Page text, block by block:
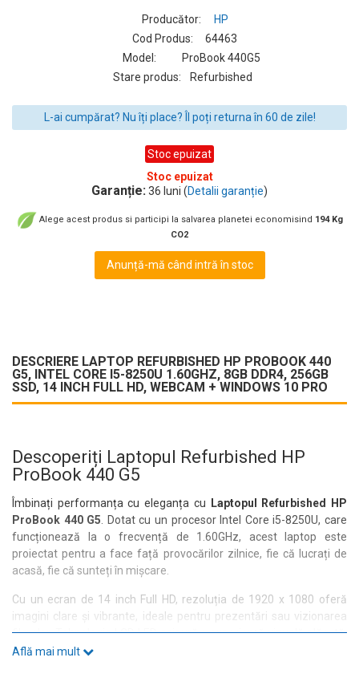
Producător:
HP
Cod Produs:
64463
Model:
ProBook 440G5
Stare produs:
Refurbished
L-ai cumpărat? Nu îți place? Îl poți returna în 60 de zile!
Stoc epuizat
Stoc epuizat
Garanție:36 luni (Detalii garanție)
Alege acest produs si participi la salvarea planetei economisind 194 Kg
CO2
Anunță-mă când intră în stoc
DESCRIERE LAPTOP REFURBISHED HP PROBOOK 440
G5, INTEL CORE I5-8250U 1.60GHZ, 8GB DDR4, 256GB
SSD, 14 INCH FULL HD, WEBCAM + WINDOWS 10 PRO
Descoperiți Laptopul Refurbished HP
ProBook 440 G5
Îmbinați performanța cu eleganța cu
Laptopul Refurbished HP
ProBook 440 G5 . Dotat cu un procesor Intel Core i5-8250U, care
funcționează la o frecvență de 1.60GHz, acest laptop este
proiectat pentru a face față provocărilor zilnice, fie că lucrați de
acasă, fie că sunteți în mișcare.
Cu un ecran de 14 inch Full HD, rezoluția de 1920 x 1080 oferă
imagini clare și vibrante, ideale pentru prezentări sau vizionarea
filmelor. Tehnologia LCD LED asigură o experiență vizuală plăcută,
iar camera web integrată vă permite să rămâneți conectat cu cei
Află mai mult